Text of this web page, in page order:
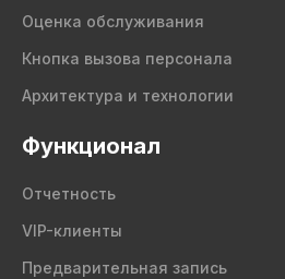
Оценка обслуживания
Кнопка вызова персонала
Архитектура и технологии
Функционал
Отчетность
VIP-клиенты
Предварительная запись